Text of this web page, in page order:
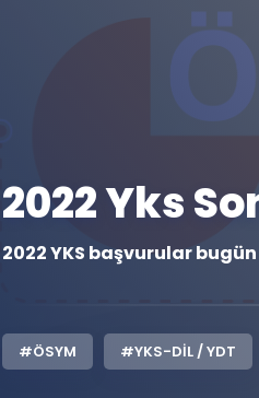
2022 Yks
2022 YKS başvurular
#ÖSYM #YKS-DİL / YDT